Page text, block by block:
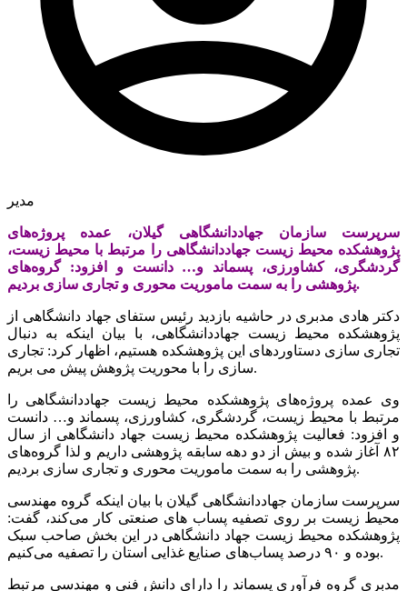
مدیر
سرپرست سازمان جهاددانشگاهی گیلان، عمده پروژه‌های
پژوهشکده محیط زیست جهاددانشگاهی را مرتبط با محیط زیست،
گردشگری، کشاورزی، پسماند و… دانست و افزود: گروه‌های
پژوهشی را به سمت ماموریت محوری و تجاری سازی بردیم.
دکتر هادی مدبری در حاشیه بازدید رئیس ستفای جهاد دانشگاهی از
پژوهشکده محیط زیست جهاددانشگاهی، با بیان اینکه به دنبال
تجاری سازی دستاوردهای این پژوهشکده هستیم، اظهار کرد: تجاری
سازی را با محوریت پژوهش پیش می بریم.
وی عمده پروژه‌های پژوهشکده محیط زیست جهاددانشگاهی را
مرتبط با محیط زیست، گردشگری، کشاورزی، پسماند و… دانست
و افزود: فعالیت پژوهشکده محیط زیست جهاد دانشگاهی از سال
۸۲ آغاز شده و بیش از دو دهه سابقه پژوهشی داریم و لذا گروه‌های
پژوهشی را به سمت ماموریت محوری و تجاری سازی بردیم.
سرپرست سازمان جهاددانشگاهی گیلان با بیان اینکه گروه مهندسی
محیط زیست بر روی تصفیه پساب های صنعتی کار می‌کند، گفت:
پژوهشکده محیط زیست جهاد دانشگاهی در این بخش صاحب سبک
بوده و ۹۰ درصد پساب‌های صنایع غذایی استان را تصفیه می‌کنیم.
مدبری گروه فرآوری پسماند را دارای دانش فنی و مهندسی مرتبط